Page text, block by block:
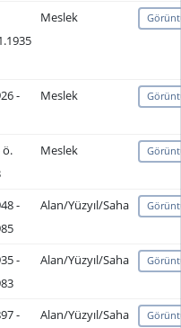
Meslek
-
Meslek
ö.
Meslek
-
Alan/Yüzyıl/Saha
-
Alan/Yüzyıl/Saha
-
Alan/Yüzyıl/Saha